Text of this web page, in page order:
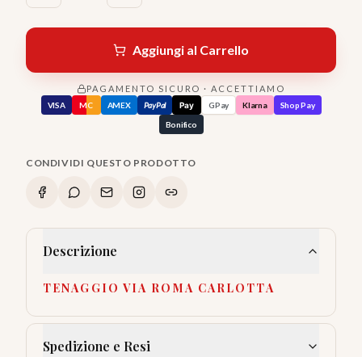
Aggiungi al Carrello
PAGAMENTO SICURO · ACCETTIAMO
VISA MC AMEX PayPal Pay GPay Klarna
Shop Pay
Bonifico
CONDIVIDI QUESTO PRODOTTO
Descrizione
TENAGGIO VIA ROMA CARLOTTA
Spedizione e Resi